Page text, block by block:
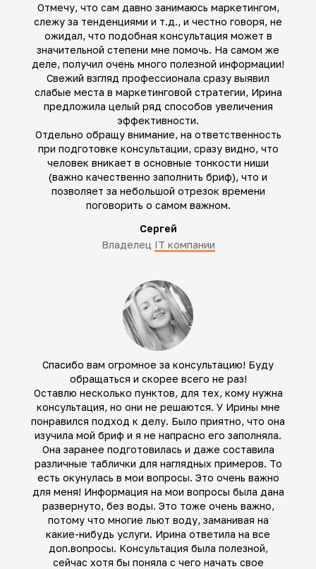
Отмечу, что сам давно занимаюсь маркетингом,
слежу за тенденциями и т.д., и честно говоря, не
ожидал, что подобная консультация может в
значительной степени мне помочь. На самом же
деле, получил очень много полезной информации!
Свежий взгляд профессионала сразу выявил
слабые места в маркетинговой стратегии, Ирина
предложила целый ряд способов увеличения
эффективности.
Отдельно обращу внимание, на ответственность
при подготовке консультации, сразу видно, что
человек вникает в основные тонкости ниши
(важно качественно заполнить бриф), что и
позволяет за небольшой отрезок времени
поговорить о самом важном.
Сергей
Владелец IT компании
Спасибо вам огромное за консультацию! Буду
обращаться и скорее всего не раз!
Оставлю несколько пунктов, для тех, кому нужна
консультация, но они не решаются. У Ирины мне
понравился подход к делу. Было приятно, что она
изучила мой бриф и я не напрасно его заполняла.
Она заранее подготовилась и даже составила
различные таблички для наглядных примеров. То
есть окунулась в мои вопросы. Это очень важно
для меня! Информация на мои вопросы была дана
развернуто, без воды. Это тоже очень важно,
потому что многие льют воду, заманивая на
какие-нибудь услуги. Ирина ответила на все
доп.вопросы. Консультация была полезной,
сейчас хотя бы поняла с чего начать свое